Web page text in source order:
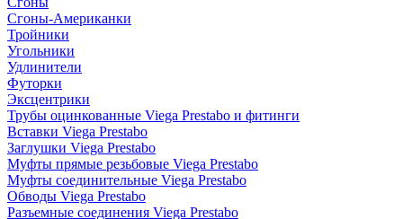
Сгоны-Американки
Тройники
Угольники
Удлинители
Футорки
Эксцентрики
Трубы оцинкованные Viega Prestabo и фитинги
Вставки Viega Prestabo
Заглушки Viega Prestabo
Муфты прямые резьбовые Viega Prestabo
Муфты соединительные Viega Prestabo
Обводы Viega Prestabo
Разъемные соединения Viega Prestabo